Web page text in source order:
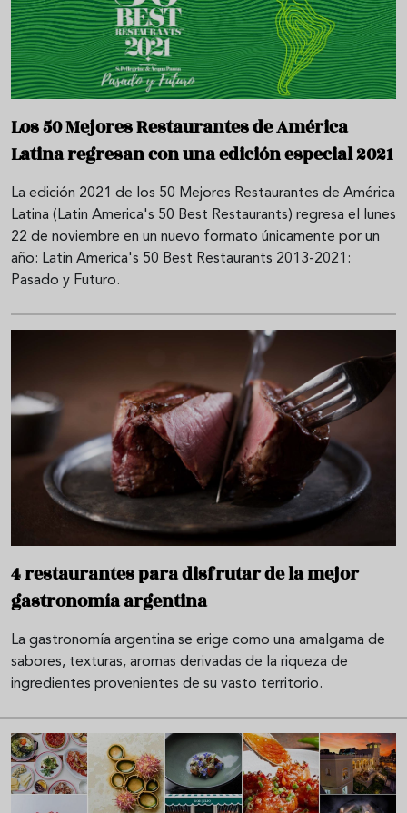
Los 50 Mejores Restaurantes de América
Latina regresan con una edición especial 2021
La edición 2021 de los 50 Mejores Restaurantes de América
Latina (Latin America's 50 Best Restaurants) regresa el lunes
22 de noviembre en un nuevo formato únicamente por un
año: Latin America's 50 Best Restaurants 2013-2021:
Pasado y Futuro.
4 restaurantes para disfrutar de la mejor
gastronomía argentina
La gastronomía argentina se erige como una amalgama de
sabores, texturas, aromas derivadas de la riqueza de
ingredientes provenientes de su vasto territorio.